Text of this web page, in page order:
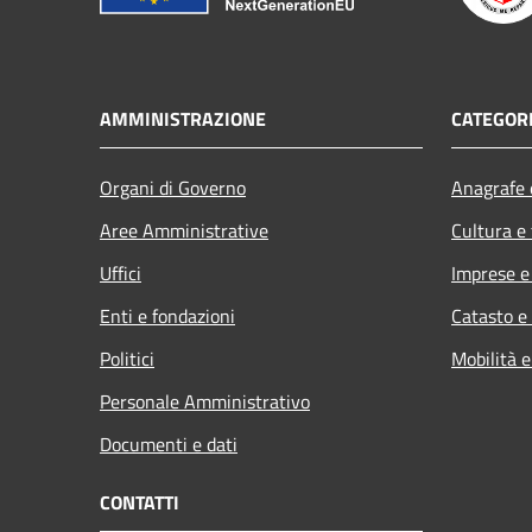
AMMINISTRAZIONE
Organi di Governo
Aree Amministrative
Uffici
Enti e fondazioni
Politici
Personale Amministrativo
Documenti e dati
Cultura
Imprese
Catasto
Mobilità
CONTATTI